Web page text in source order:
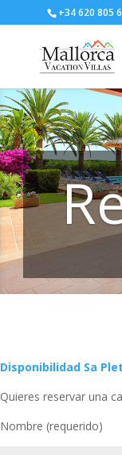
+34 620 805
Disponibilidad Sa
Quieres reservar una
Nombre (requerido)